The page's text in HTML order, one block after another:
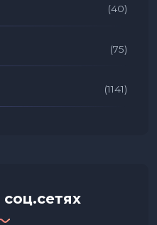
(40)
(75)
(1141)